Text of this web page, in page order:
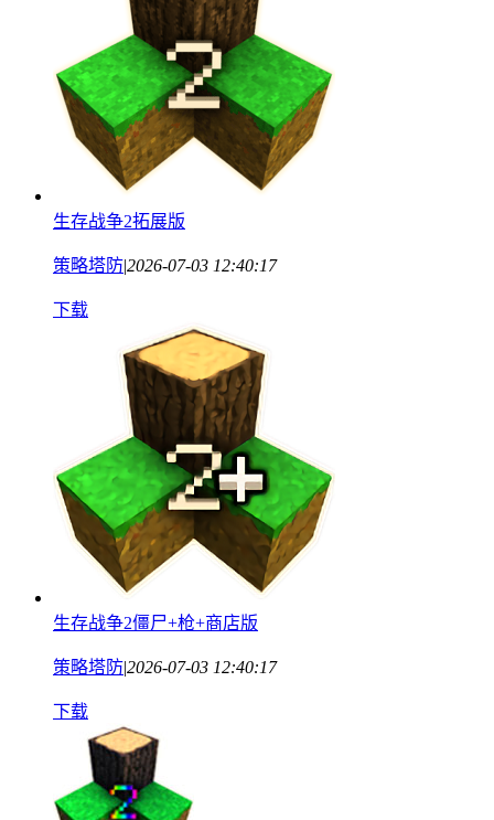
生存战争2拓展版
策略塔防|2026-07-03 12:40:17
下载
生存战争2僵尸+枪+商店版
策略塔防|2026-07-03 12:40:17
下载